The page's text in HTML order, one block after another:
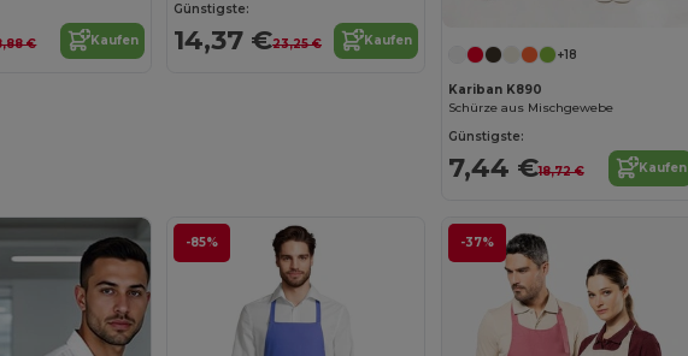
€ Kaufen
Günstigste:
14,37 €23,25 € Kaufen
+18
Kariban K890
Schürze aus Mischgewebe
Günstigste:
7,44 €18,72 € Kaufen
-85% -37%